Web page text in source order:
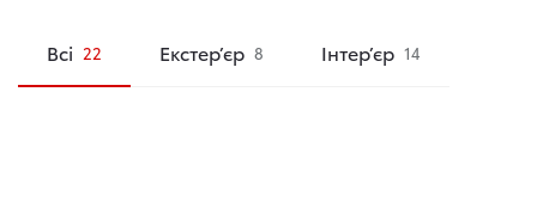
Всі 22 Екстер’єр 8 Інтер’єр 14